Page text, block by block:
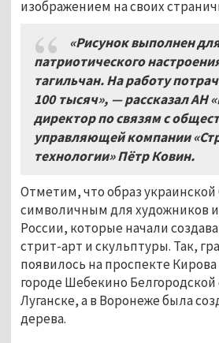
изображением на своих
«Рисунок выполнен
патриотического
тагильчан. На работу
100 тысяч», — рассказал АН
директор по связям с
управляющей компании «
технологии»Пётр Ковин.
Отметим, что образ украинской
символичным для художников
России, которые начали
стрит-арт и скульптуры. Так,
появилось на проспекте
городе Шебекино Белгородской
Луганске, а в Воронеже была
дерева.